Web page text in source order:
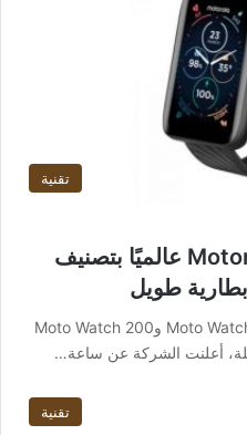
تقنية
تم إطلاق Motorola Watch 40 عالميًا بتصنيف
[ad_1] أطلقت موتورولا ساعتي Moto Watch 70 وMoto Watch 200
تقنية